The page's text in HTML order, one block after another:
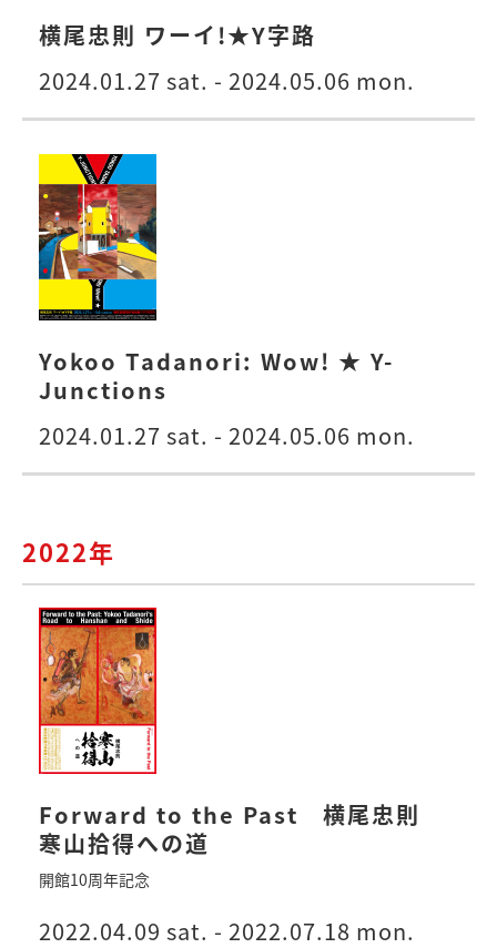
横尾忠則 ワーイ!★Y字路
2024.01.27 sat. - 2024.05.06 mon.
Yokoo Tadanori: Wow! ★ Y-
Junctions
2024.01.27 sat. - 2024.05.06 mon.
2022年
Forward to the Past 横尾忠則
寒山拾得への道
開館10周年記念
2022.04.09 sat. - 2022.07.18 mon.